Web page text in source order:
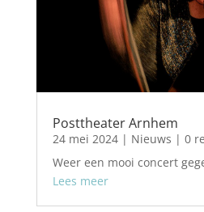
Posttheater Arnhem
24 mei 2024| Nieuws | 0
Weer een mooi concert
Lees meer